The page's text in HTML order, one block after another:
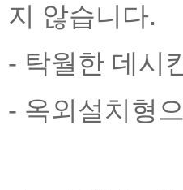
지 않습니다.
- 탁월한 데시
- 옥외설치형